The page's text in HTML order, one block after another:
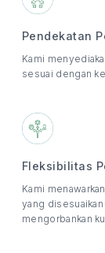
Pendekatan
Kami
sesuai dengan
Fleksibilitas
Kami
yang
mengorbankan